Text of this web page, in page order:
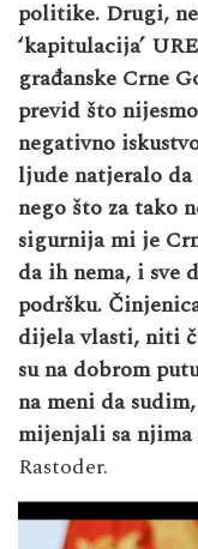
politike. Drugi,
‘kapitulacija’
građanske Crne
previd što
negativno
ljude natjeralo
nego što za tako
sigurnija mi je
da ih nema, i sve
podršku.
dijela vlasti, niti
su na dobrom
na meni da
mijenjali sa njima
Rastoder.